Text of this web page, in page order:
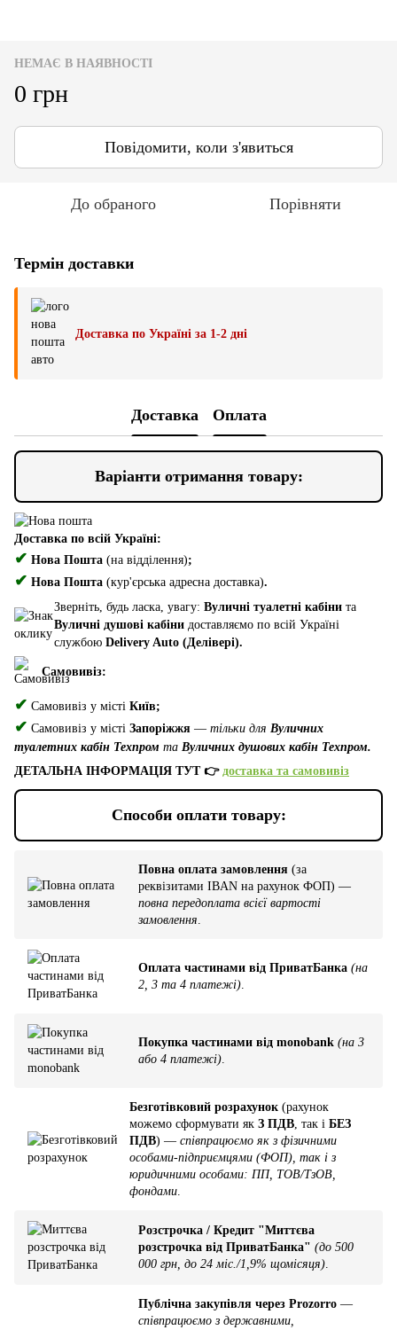
НЕМАЄ В НАЯВНОСТІ
0 грн
Повідомити, коли з'явиться
До обраного Порівняти
Термін доставки
Доставка по Україні за 1-2 дні
Доставка Оплата
Варіанти отримання товару:
Доставка по всій Україні:
✔ Нова Пошта (на відділення);
✔ Нова Пошта (кур'єрська адресна доставка).
Зверніть, будь ласка, увагу: Вуличні туалетні кабіни та
Вуличні душові кабіни доставляємо по всій Україні
службою Delivery Auto (Делівері).
Самовивіз:
✔ Самовивіз у місті Київ;
✔ Самовивіз у місті Запоріжжя — тільки для Вуличних
туалетних кабін Техпром та Вуличних душових кабін Техпром.
ДЕТАЛЬНА ІНФОРМАЦІЯ ТУТ 👉 доставка та самовивіз
Способи оплати товару:
Повна оплата замовлення (за
реквізитами IBAN на рахунок ФОП) —
повна передоплата всієї вартості
замовлення
Оплата частинами від ПриватБанка (на
2, 3 та 4 платежі)
Покупка частинами від monobank (на 3
або 4 платежі)
Безготівковий розрахунок (рахунок
можемо сформувати як З ПДВ , так і БЕЗ
ПДВ) — співпрацюємо як з фізичними
особами-підприємцями (ФОП), так і з
юридичними особами: ПП, ТОВ/ТзОВ,
фондами
Розстрочка / Кредит "Миттєва
розстрочка від ПриватБанка" (до 500
000 грн, до 24 міс./1,9% щомісяця).
Публічна закупівля через Prozorro —
співпрацюємо з державними,